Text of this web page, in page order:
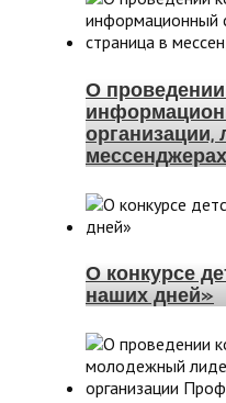
О
организации,
О конкурсе
наших дней»